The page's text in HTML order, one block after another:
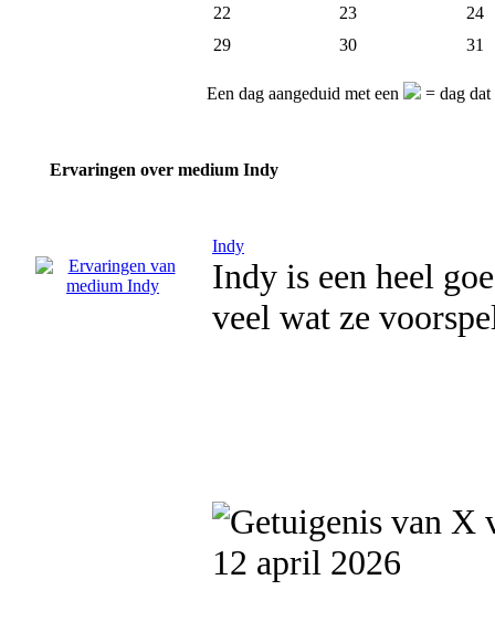
22
23
24
29
30 31
Een dag aangeduid met een = dag
Ervaringen over medium Indy
Indy
Indy is een heel
veel wat ze
12 april 2026